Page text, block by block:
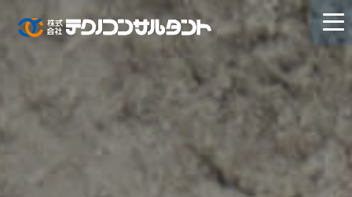
トップ
サービス
会社概要